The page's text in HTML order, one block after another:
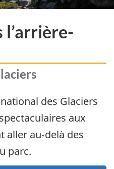
l’arrière-
des Glaciers
aux
aller au-delà des
parc.